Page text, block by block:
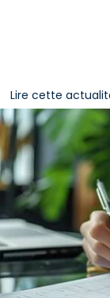
Lire cette